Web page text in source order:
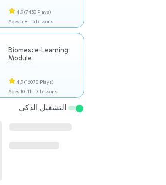
4,9(7453 Plays)
Ages 5-8 | 5 Lessons
Biomes: e-Learning
Module
4,9(16070 Plays)
Ages 10-11 | 7 Lessons